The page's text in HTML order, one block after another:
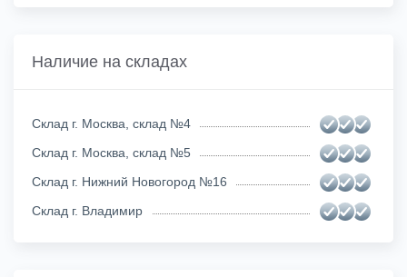
Наличие на складах
Склад г. Москва, склад №4
Склад г. Москва, склад №5
Склад г. Нижний Новогород №16
Склад г. Владимир